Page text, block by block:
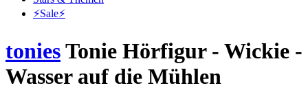
⚡️Sale⚡️
toniesTonie Hörfigur - Wickie -
Wasser auf die Mühlen